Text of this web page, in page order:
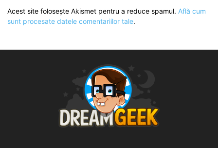
Acest site folosește Akismet pentru a reduce spamul. Află cum
sunt procesate datele comentariilor tale.